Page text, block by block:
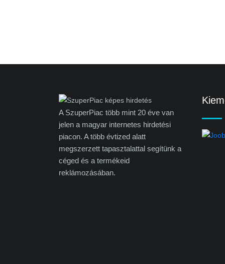
A SzuperPiac több mint 20 éve van
jelen a magyar internetes hirdetési
piacon. A több évtized alatt
megszerzett tapasztalattal segítünk a
céged és a termékeid
reklámozásában.